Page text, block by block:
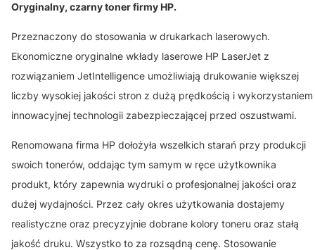
Oryginalny, czarny toner firmy HP.
Przeznaczony do stosowania w drukarkach laserowych.
Ekonomiczne oryginalne wkłady laserowe HP LaserJet z
rozwiązaniem JetIntelligence umożliwiają drukowanie większej
liczby wysokiej jakości stron z dużą prędkością i wykorzystaniem
innowacyjnej technologii zabezpieczającej przed oszustwami.
Renomowana firma HP dołożyła wszelkich starań przy produkcji
swoich tonerów, oddając tym samym w ręce użytkownika
produkt, który zapewnia wydruki o profesjonalnej jakości oraz
dużej wydajności. Przez cały okres użytkowania dostajemy
realistyczne oraz precyzyjnie dobrane kolory toneru oraz stałą
jakość druku. Wszystko to za rozsądną cenę. Stosowanie